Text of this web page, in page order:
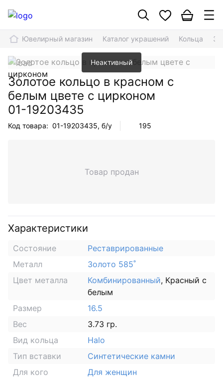
Ювелирный магазин Каталог украшений Кольца
Неактивный
Золотое кольцо в красном с
белым цвете с цирконом
01-19203435
Код товара: 01-19203435, б/у 195
Товар продан
Характеристики
Состояние
Реставрированные
Металл
Золото 585˚
Цвет металла
Комбинированный, Красный с
белым
Размер
16.5
Вес
3.73 гр.
Вид кольца
Halo
Тип вставки
Синтетические камни
Для кого
Для женщин